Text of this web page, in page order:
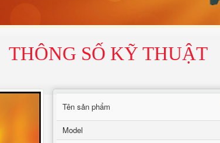
THÔNG SỐ KỸ THUẬT
Tên sản phẩm
Model